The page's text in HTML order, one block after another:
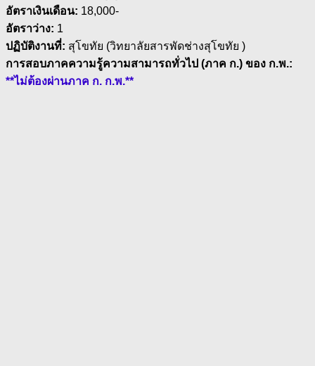
อัตราเงินเดือน: 18,000-
อัตราว่าง: 1
ปฏิบัติงานที่: สุโขทัย (วิทยาลัยสารพัดช่างสุโขทัย )
การสอบภาคความรู้ความสามารถทั่วไป (ภาค ก.) ของ ก.พ.:
**ไม่ต้องผ่านภาค ก. ก.พ.**